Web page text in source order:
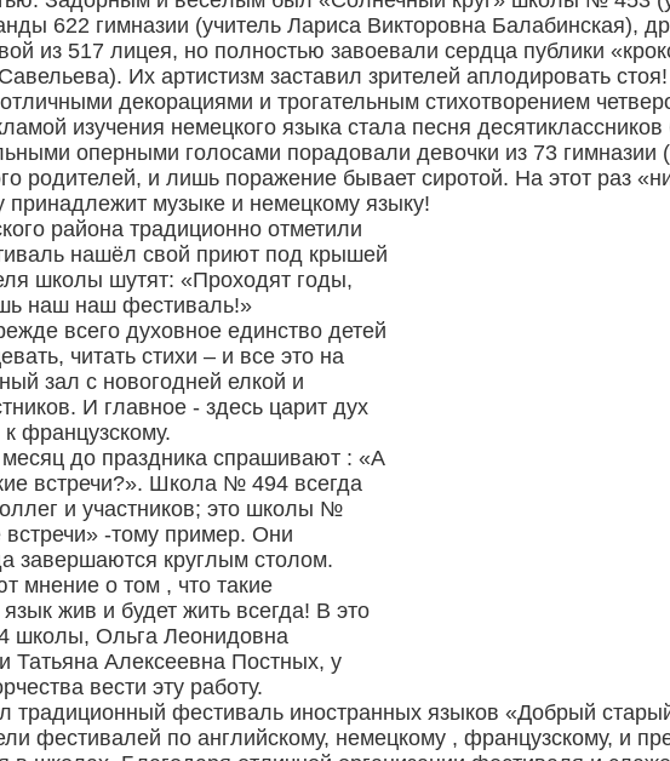
622 гимназии (учитель Лариса Викторовна Балабинская),
из 517 лицея, но полностью завоевали сердца публики
Их артистизм заставил зрителей аплодировать
декорациями и трогательным стихотворением
изучения немецкого языка стала песня десятиклассников
оперными голосами порадовали девочки из 73
родителей, и лишь поражение бывает сиротой. На этот раз
музыке и немецкому языку!
района традиционно отметили
нашёл свой приют под крышей
школы шутят: «Проходят годы,
наш наш фестиваль!»
всего духовное единство детей
читать стихи – и все это на
зал с новогодней елкой и
И главное - здесь царит дух
французскому.
до праздника спрашивают : «А
встречи?». Школа № 494 всегда
и участников; это школы №
-тому пример. Они
завершаются круглым столом.
мнение о том , что такие
жив и будет жить всегда! В это
школы, Ольга Леонидовна
Татьяна Алексеевна Постных, у
вести эту работу.
фестиваль иностранных языков «Добрый
фестивалей по английскому, немецкому , французскому, и